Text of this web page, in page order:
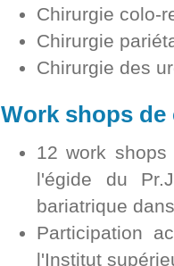
Chirurgie colo-
Chirurgie
Chirurgie des
Work shops
12 work
l'égide du
bariatrique
Participation
l'Institut